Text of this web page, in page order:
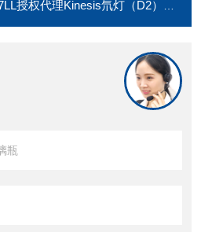
授权代理Kinesis氘灯（D2）检测灯